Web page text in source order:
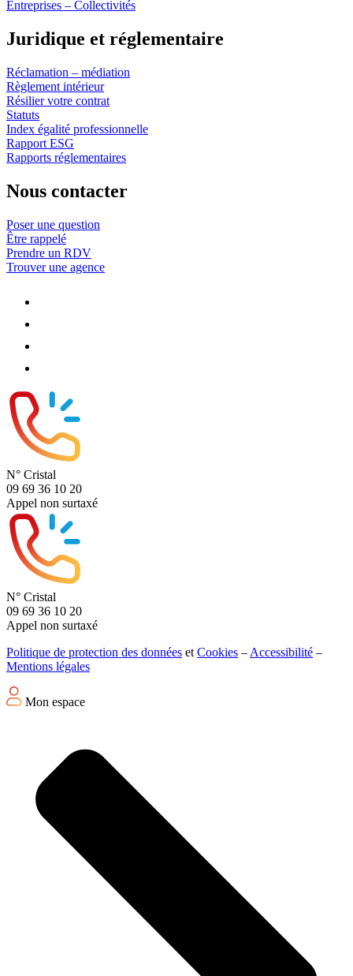
Entreprises – Collectivités
Juridique et réglementaire
Réclamation – médiation
Règlement intérieur
Résilier votre contrat
Statuts
Index égalité professionnelle
Rapport ESG
Rapports réglementaires
Nous contacter
Poser une question
Être rappelé
Prendre un RDV
Trouver une agence
N° Cristal
09 69 36 10 20
Appel non surtaxé
N° Cristal
09 69 36 10 20
Appel non surtaxé
Politique de protection des données et Cookies – Accessibilité –
Mentions légales
Mon espace